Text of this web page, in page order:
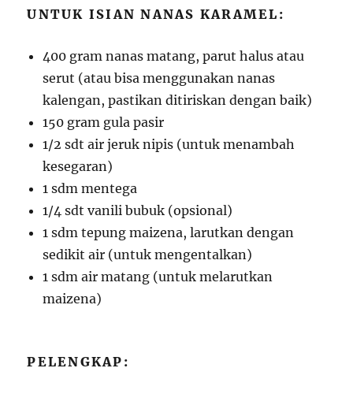
UNTUK ISIAN NANAS KARAMEL:
400 gram nanas matang, parut halus atau
serut (atau bisa menggunakan nanas
kalengan, pastikan ditiriskan dengan baik)
150 gram gula pasir
1/2 sdt air jeruk nipis (untuk menambah
kesegaran)
1 sdm mentega
1/4 sdt vanili bubuk (opsional)
1 sdm tepung maizena, larutkan dengan
sedikit air (untuk mengentalkan)
1 sdm air matang (untuk melarutkan
maizena)
PELENGKAP: